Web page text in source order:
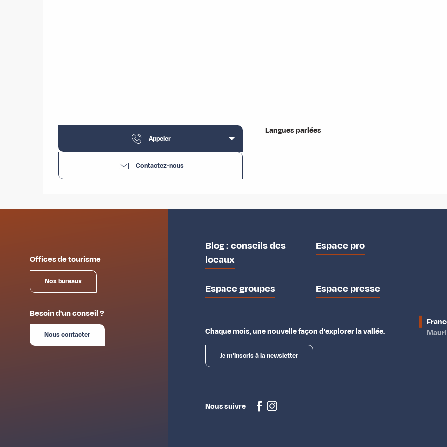
Appeler
Contactez-nous
Langues parlées
Langues parlées
Offices de tourisme
Nos bureaux
Besoin d'un conseil ?
Nous contacter
Blog : conseils des
locaux
Espace pro
Espace groupes Espace presse
Chaque mois, une nouvelle façon d'explorer la vallée.
Je m'inscris à la newsletter
Nous suivre